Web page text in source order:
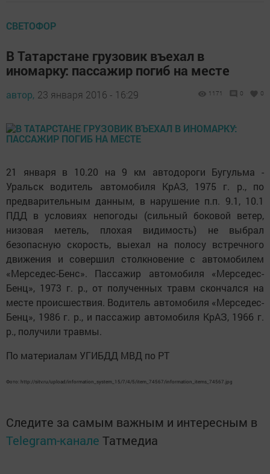
СВЕТОФОР
В Татарстане грузовик въехал в
иномарку: пассажир погиб на месте
автор, 23 января 2016 - 16:29 1171 0 0
21 января в 10.20 на 9 км автодороги Бугульма -
Уральск водитель автомобиля КрАЗ, 1975 г. р., по
предварительным данным, в нарушение п.п. 9.1, 10.1
ПДД в условиях непогоды (сильный боковой ветер,
низовая метель, плохая видимость) не выбрал
безопасную скорость, выехал на полосу встречного
движения и совершил столкновение с автомобилем
«Мерседес-Бенс». Пассажир автомобиля «Мерседес-
Бенц», 1973 г. р., от полученных травм скончался на
месте происшествия. Водитель автомобиля «Мерседес-
Бенц», 1986 г. р., и пассажир автомобиля КрАЗ, 1966 г.
р., получили травмы.
По материалам УГИБДД МВД по РТ
Фото: http://sitv.ru/upload/information_system_15/7/4/5/item_74567/information_items_74567.jpg
Следите за самым важным и интересным в
Telegram-канале Татмедиа